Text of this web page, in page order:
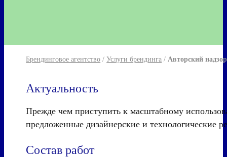
Брендинговое агентство /Услуги брендинга / Авторский
Актуальность
Прежде чем приступить к масштабному
предложенные дизайнерские и технологические
Состав работ